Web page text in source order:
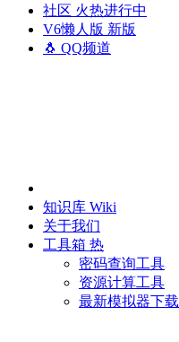
社区 火热进行中
V6懒人版 新版
🐧 QQ频道
知识库 Wiki
关于我们
工具箱 热
密码查询工具
资源计算工具
最新模拟器下载